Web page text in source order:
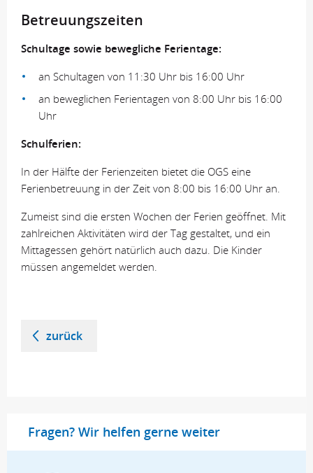
Betreuungszeiten
Schultage sowie bewegliche Ferientage:
an Schultagen von 11:30 Uhr bis 16:00 Uhr
an beweglichen Ferientagen von 8:00 Uhr bis 16:00
Uhr
Schulferien:
In der Hälfte der Ferienzeiten bietet die OGS eine
Ferienbetreuung in der Zeit von 8:00 bis 16:00 Uhr an.
Zumeist sind die ersten Wochen der Ferien geöffnet. Mit
zahlreichen Aktivitäten wird der Tag gestaltet, und ein
Mittagessen gehört natürlich auch dazu. Die Kinder
müssen angemeldet werden.
zurück
Fragen? Wir helfen gerne weiter